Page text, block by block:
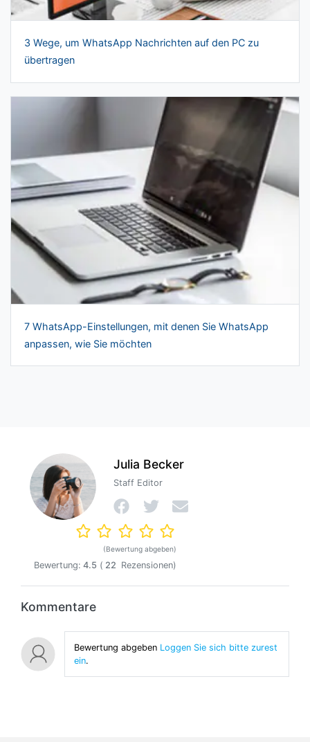
3 Wege, um WhatsApp Nachrichten auf den PC zu
übertragen
7 WhatsApp-Einstellungen, mit denen Sie WhatsApp
anpassen, wie Sie möchten
Julia Becker
Staff Editor
(Bewertung abgeben)
Bewertung: 4.5 ( 22 Rezensionen)
Kommentare
Bewertung abgebenLoggen Sie sich bitte zurest
ein.